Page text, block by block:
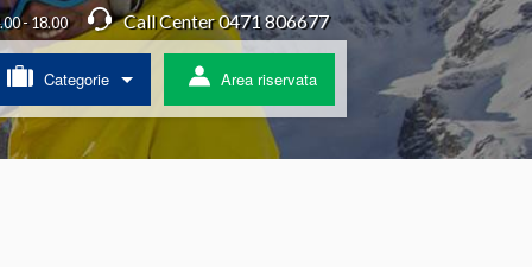
- 18.00 Call Center 0471 806677
Categorie Area riservata